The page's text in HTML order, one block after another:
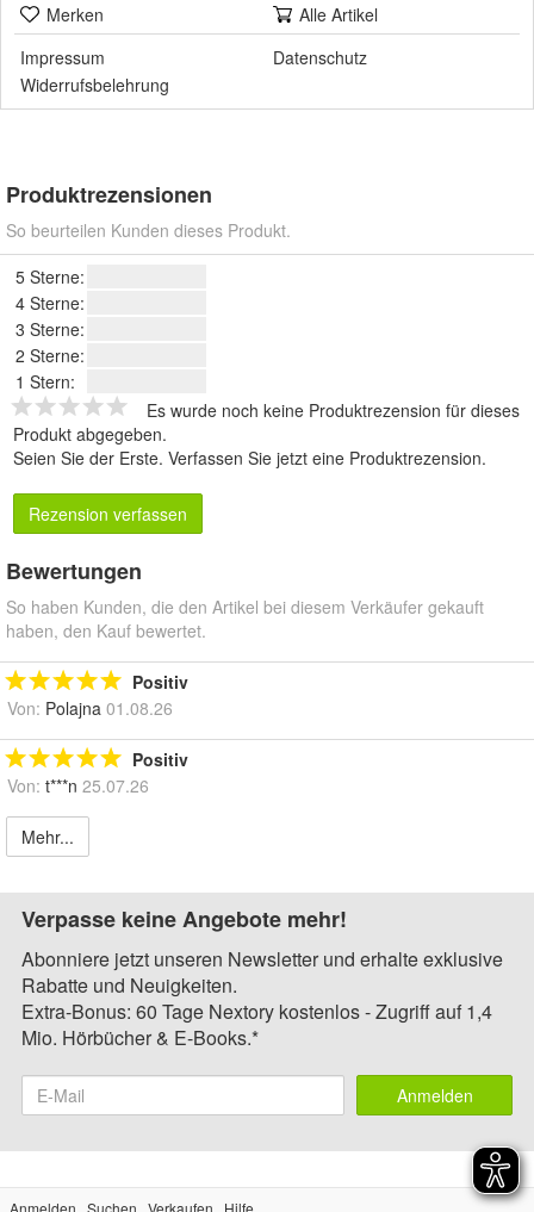
Merken
Alle Artikel
Impressum
Datenschutz
Widerrufsbelehrung
Produktrezensionen
So beurteilen Kunden dieses Produkt.
5 Sterne:
4 Sterne:
3 Sterne:
2 Sterne:
1 Stern:
Es wurde noch keine Produktrezension für dieses
Produkt abgegeben.
Seien Sie der Erste. Verfassen Sie jetzt eine Produktrezension.
Rezension verfassen
Bewertungen
So haben Kunden, die den Artikel bei diesem Verkäufer gekauft
haben, den Kauf bewertet.
Positiv
Von: Polajna 01.08.26
Positiv
Von: t***n 25.07.26
Mehr...
Verpasse keine Angebote mehr!
Abonniere jetzt unseren Newsletter und erhalte exklusive
Rabatte und Neuigkeiten.
Extra-Bonus: 60 Tage Nextory kostenlos - Zugriff auf 1,4
Mio. Hörbücher & E-Books.*
Anmelden
Anmelden Suchen Verkaufen Hilfe